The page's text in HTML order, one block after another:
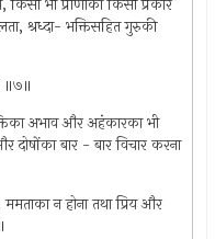
श्रध्दा- भक्तिसहित गुरुकी
॥७॥
अभाव और अहंकारका भी
बार - बार विचार करना
न होना तथा प्रिय और